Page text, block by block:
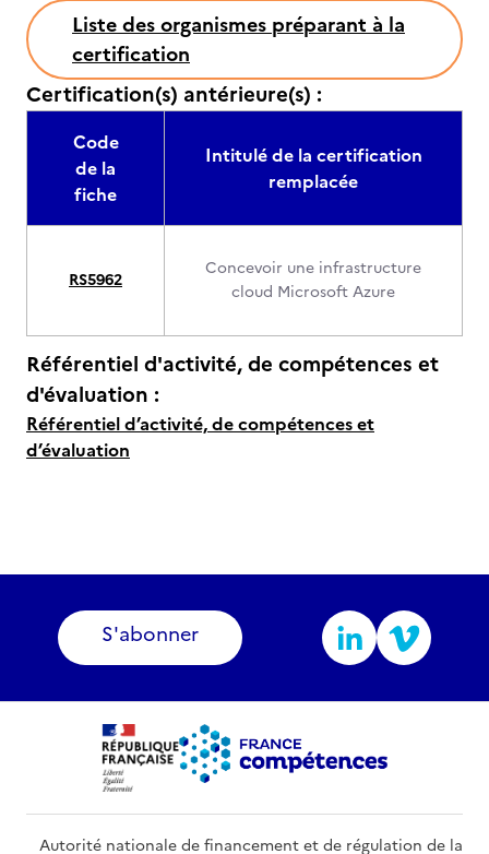
Liste des organismes préparant à la
certification
Certification(s) antérieure(s) :
Code
de la
fiche
Intitulé de la certification
remplacée
RS5962
Concevoir une infrastructure
cloud Microsoft Azure
Référentiel d'activité, de compétences et
d'évaluation :
Référentiel d’activité, de compétences et
d’évaluation
S'abonner
Autorité nationale de financement et de régulation de la